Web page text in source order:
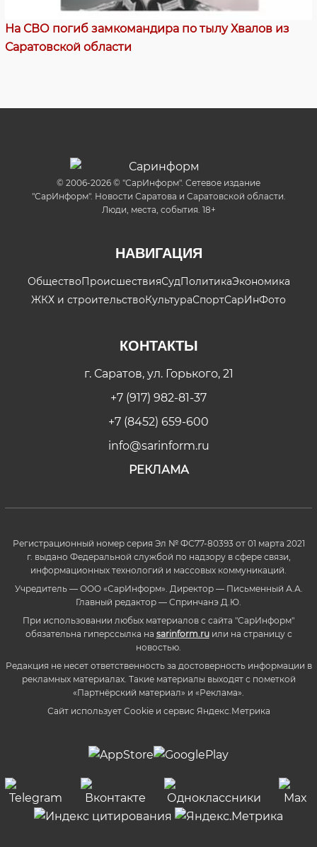
На СВО погиб замкомандира по тылу Хвалов из
Саратовской области
© 2006-2026 © "СарИнформ". Сетевое издание
"СарИнформ". Новости Саратова и Саратовской области.
Люди, места, события. 18+
НАВИГАЦИЯ
ОбществоПроисшествияСудПолитикаЭкономика
ЖКХ и строительствоКультураСпортСарИнФото
КОНТАКТЫ
г. Саратов, ул. Горького, 21
+7 (917) 982-81-37
+7 (8452) 659-600
info@sarinform.ru
РЕКЛАМА
Регистрационный номер серия Эл № ФС77-80393 от 01 марта 2021
г. выдано Федеральной службой по надзору в сфере связи,
информационных технологий и массовых коммуникаций.
Учредитель — ООО «СарИнформ». Директор — Письменный А.А.
Главный редактор — Спринчанэ Д.Ю.
При использовании любых материалов с сайта "СарИнформ"
обязательна гиперссылка на sarinform.ruили на страницу с
новостью.
Редакция не несет ответственность за достоверность информации в
рекламных материалах. Такие материалы выходят с пометкой
«Партнёрский материал» и «Реклама».
Сайт использует Cookie и сервиc Яндекс.Метрика